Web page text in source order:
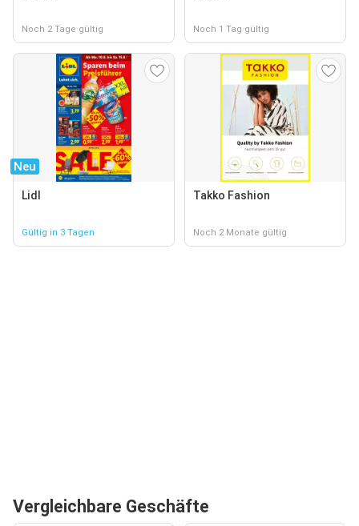
Noch 2 Tage gültig Noch 1 Tag gültig
Neu
Lidl
Gültig in 3 Tagen
Takko Fashion
Noch 2 Monate gültig
Vergleichbare Geschäfte